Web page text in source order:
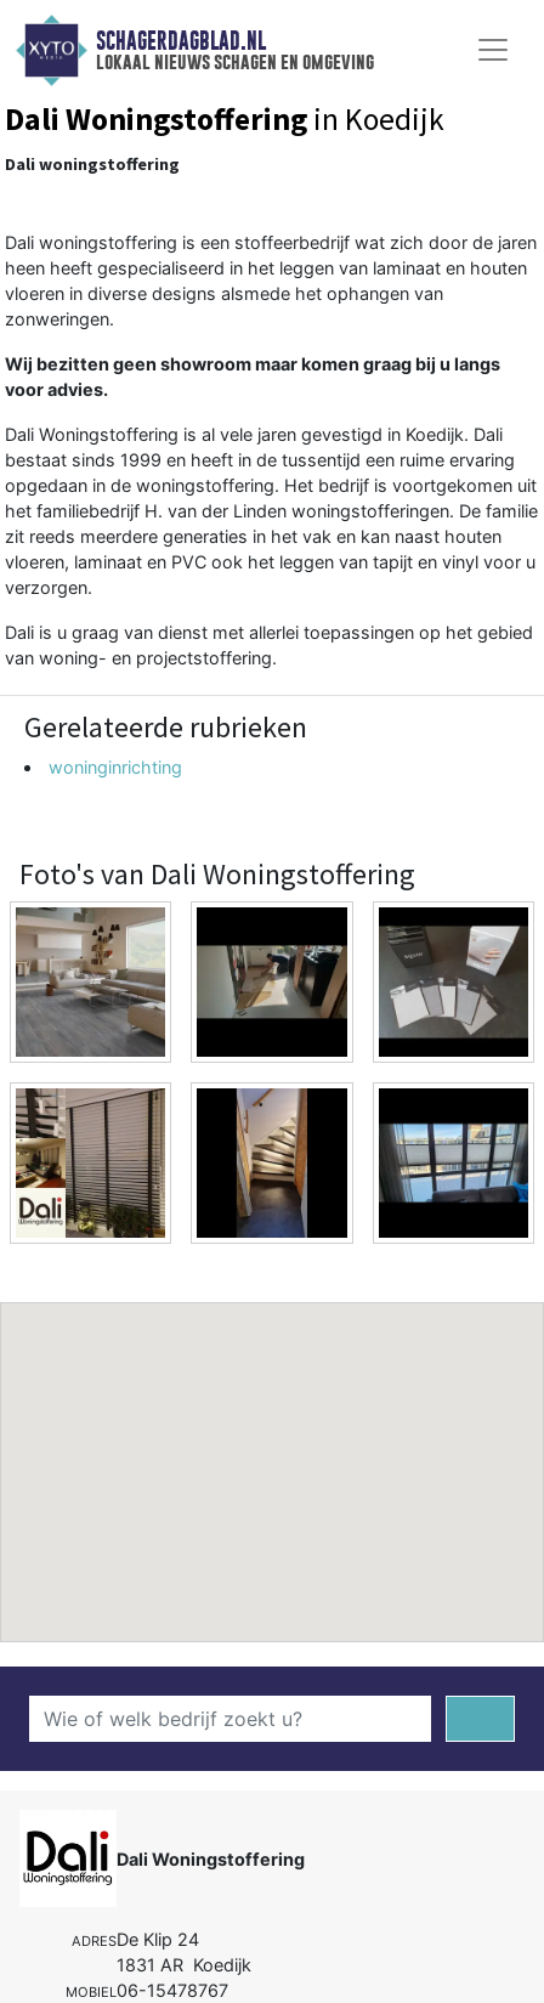
SCHAGERDAGBLAD.NL
lokaal nieuws schagen en omgeving
Dali Woningstoffering in Koedijk
Dali woningstoffering
Dali woningstoffering is een stoffeerbedrijf wat zich door de jaren
heen heeft gespecialiseerd in het leggen van laminaat en houten
vloeren in diverse designs alsmede het ophangen van
zonweringen.
Wij bezitten geen showroom maar komen graag bij u langs
voor advies.
Dali Woningstoffering is al vele jaren gevestigd in Koedijk. Dali
bestaat sinds 1999 en heeft in de tussentijd een ruime ervaring
opgedaan in de woningstoffering. Het bedrijf is voortgekomen uit
het familiebedrijf H. van der Linden woningstofferingen. De familie
zit reeds meerdere generaties in het vak en kan naast houten
vloeren, laminaat en PVC ook het leggen van tapijt en vinyl voor u
verzorgen.
Dali is u graag van dienst met allerlei toepassingen op het gebied
van woning- en projectstoffering.
Gerelateerde rubrieken
woninginrichting
Foto's van Dali Woningstoffering
Dali Woningstoffering
ADRESDe Klip 24
1831 AR Koedijk
MOBIEL06-15478767